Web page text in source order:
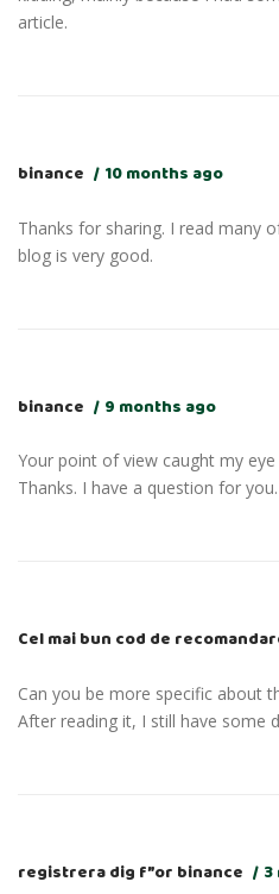
article.
binance 10 months ago
Thanks for sharing. I read many
blog is very good.
binance 9 months ago
Your point of view caught my
Thanks. I have a question for you.
Cel mai bun cod de
Can you be more specific about
After reading it, I still have some
registrera dig f”or binance